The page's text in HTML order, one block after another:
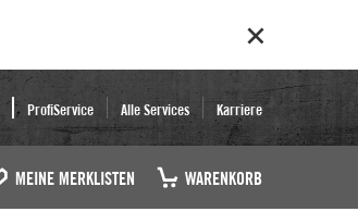
ProfiService Alle Services Karriere
MEINE MERKLISTEN WARENKORB